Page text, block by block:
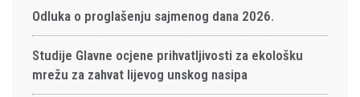
Odluka o proglašenju sajmenog dana 2026.
Studije Glavne ocjene prihvatljivosti za ekološku
mrežu za zahvat lijevog unskog nasipa